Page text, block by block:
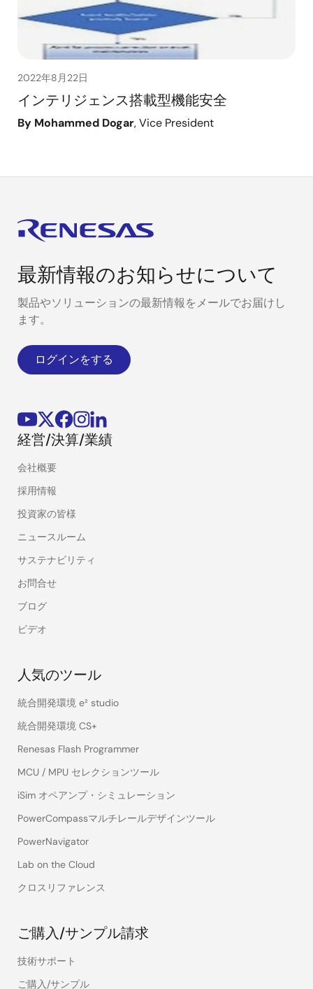
2022年8月22日
インテリジェンス搭載型機能安全
By Mohammed Dogar, Vice President
最新情報のお知らせについて
製品やソリューションの最新情報をメールでお届けし
ます。
ログインをする
経営/決算/業績
会社概要
採用情報
投資家の皆様
ニュースルーム
サステナビリティ
お問合せ
ブログ
ビデオ
人気のツール
統合開発環境 e² studio
統合開発環境 CS+
Renesas Flash Programmer
MCU / MPU セレクションツール
iSim オペアンプ・シミュレーション
PowerCompassマルチレールデザインツール
PowerNavigator
Lab on the Cloud
クロスリファレンス
ご購入/サンプル請求
技術サポート
ご購入/サンプル